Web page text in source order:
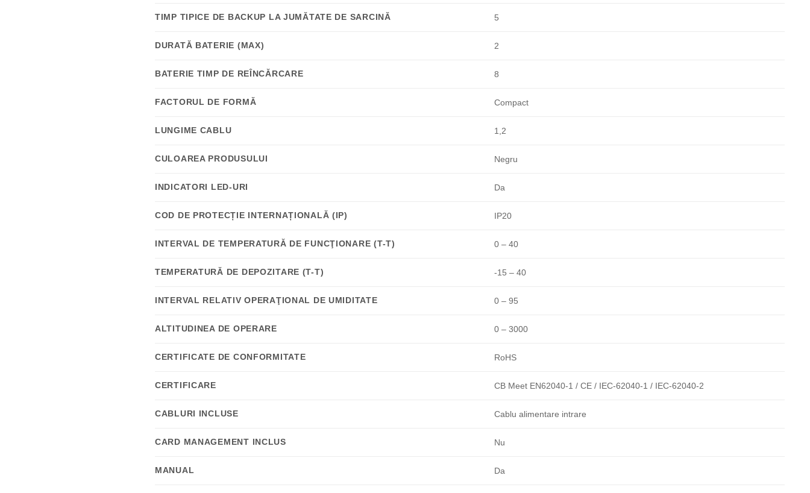
TIMP TIPICE DE BACKUP LA JUMĂTATE DE SARCINĂ 5
DURATĂ BATERIE (MAX) 2
BATERIE TIMP DE REÎNCĂRCARE 8
FACTORUL DE FORMĂ Compact
LUNGIME CABLU 1,2
CULOAREA PRODUSULUI Negru
INDICATORI LED-URI Da
COD DE PROTECȚIE INTERNAȚIONALĂ (IP) IP20
INTERVAL DE TEMPERATURĂ DE FUNCŢIONARE (T-T) 0 – 40
TEMPERATURĂ DE DEPOZITARE (T-T) -15 – 40
INTERVAL RELATIV OPERAŢIONAL DE UMIDITATE 0 – 95
ALTITUDINEA DE OPERARE 0 – 3000
CERTIFICATE DE CONFORMITATE RoHS
CERTIFICARE CB Meet EN62040-1 / CE / IEC-62040-1 / IEC-62040-2
CABLURI INCLUSE Cablu alimentare intrare
CARD MANAGEMENT INCLUS Nu
MANUAL Da